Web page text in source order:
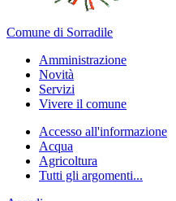
Comune di Sorradile
Amministrazione
Novità
Servizi
Vivere il comune
Accesso all'informazione
Acqua
Agricoltura
Tutti gli argomenti...